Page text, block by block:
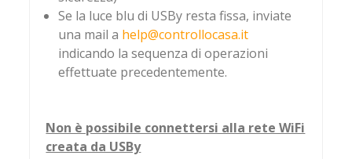
Se la luce blu di USBy resta fissa, inviate
una mail a help@controllocasa.it
indicando la sequenza di operazioni
effettuate precedentemente.
Non è possibile connettersi alla rete WiFi
creata da USBy